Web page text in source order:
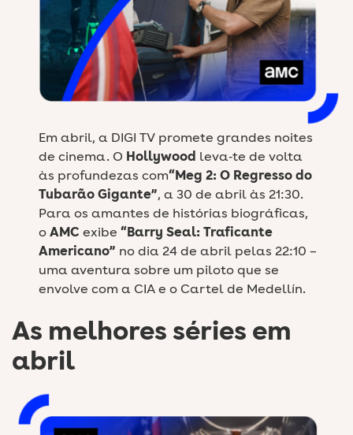
Em abril, a DIGI TV promete grandes noites
de cinema. O Hollywood leva‑te de volta
às profundezas com“Meg 2: O Regresso do
Tubarão Gigante”, a 30 de abril às 21:30.
Para os amantes de histórias biográficas,
oAMC exibe “Barry Seal: Traficante
Americano” no dia 24 de abril pelas 22:10 –
uma aventura sobre um piloto que se
envolve com a CIA e o Cartel de Medellín.
As melhores séries em
abril